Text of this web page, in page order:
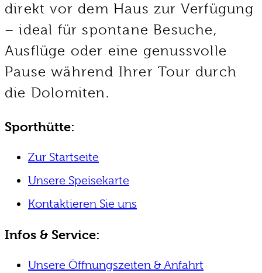
direkt vor dem Haus zur Verfügung
– ideal für spontane Besuche,
Ausflüge oder eine genussvolle
Pause während Ihrer Tour durch
die Dolomiten.
Sporthütte:
Zur Startseite
Unsere Speisekarte
Kontaktieren Sie uns
Infos & Service:
Unsere Öffnungszeiten & Anfahrt